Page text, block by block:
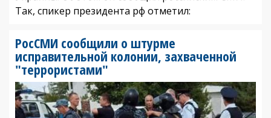
Так, спикер президента рф отметил:
РосСМИ сообщили о штурме
исправительной колонии, захваченной
"террористами"